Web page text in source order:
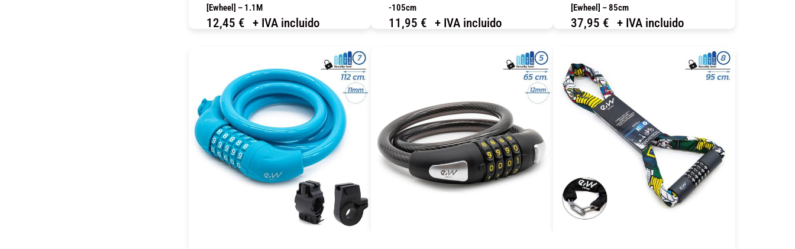
[Ewheel] – 1.1M
12,45 € + IVA incluido
-105cm
11,95 € + IVA incluido
[Ewheel] – 85cm
37,95 € + IVA incluido